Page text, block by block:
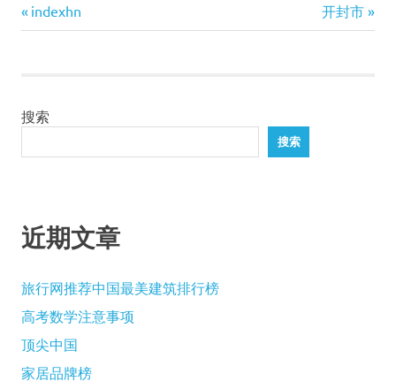
文
航
Previous
Post:
indexhn
Next
Post:
开封市
搜索
搜索
近期文章
旅行网推荐中国最美建筑排行榜
高考数学注意事项
顶尖中国
家居品牌榜